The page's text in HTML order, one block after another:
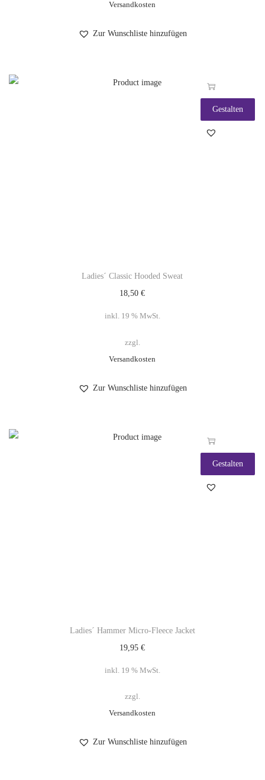
Versandkosten
Zur Wunschliste hinzufügen
Gestalten
Ladies´ Classic Hooded Sweat
18,50€
inkl. 19 % MwSt.
zzgl.
Versandkosten
Zur Wunschliste hinzufügen
Gestalten
Ladies´ Hammer Micro-Fleece Jacket
19,95€
inkl. 19 % MwSt.
zzgl.
Versandkosten
Zur Wunschliste hinzufügen